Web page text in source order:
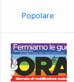
Popolare